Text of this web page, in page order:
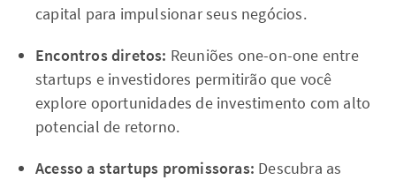
capital para impulsionar seus negócios.
Encontros diretos: Reuniões one-on-one entre
startups e investidores permitirão que você
explore oportunidades de investimento com alto
potencial de retorno.
Acesso a startups promissoras: Descubra as